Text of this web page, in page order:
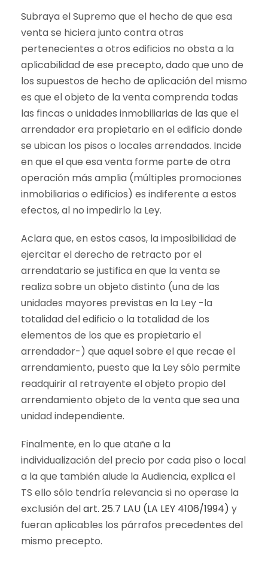
Subraya el Supremo que el hecho de que esa
venta se hiciera junto contra otras
pertenecientes a otros edificios no obsta a la
aplicabilidad de ese precepto, dado que uno de
los supuestos de hecho de aplicación del mismo
es que el objeto de la venta comprenda todas
las fincas o unidades inmobiliarias de las que el
arrendador era propietario en el edificio donde
se ubican los pisos o locales arrendados. Incide
en que el que esa venta forme parte de otra
operación más amplia (múltiples promociones
inmobiliarias o edificios) es indiferente a estos
efectos, al no impedirlo la Ley.
Aclara que, en estos casos, la imposibilidad de
ejercitar el derecho de retracto por el
arrendatario se justifica en que la venta se
realiza sobre un objeto distinto (una de las
unidades mayores previstas en la Ley -la
totalidad del edificio o la totalidad de los
elementos de los que es propietario el
arrendador-) que aquel sobre el que recae el
arrendamiento, puesto que la Ley sólo permite
readquirir al retrayente el objeto propio del
arrendamiento objeto de la venta que sea una
unidad independiente.
Finalmente, en lo que atañe a la
individualización del precio por cada piso o local
a la que también alude la Audiencia, explica el
TS ello sólo tendría relevancia si no operase la
exclusión delart. 25.7 LAU (LA LEY 4106/1994) y
fueran aplicables los párrafos precedentes del
mismo precepto.